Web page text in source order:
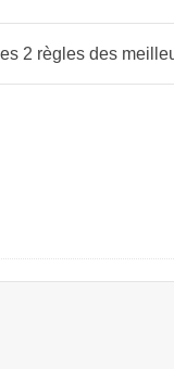
2 règles des